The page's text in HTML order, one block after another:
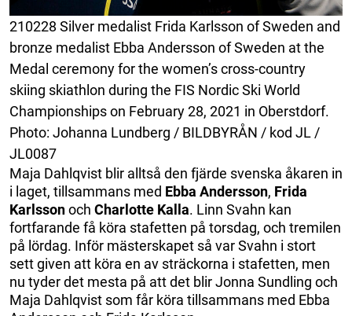
210228 Silver medalist Frida Karlsson of Sweden and
bronze medalist Ebba Andersson of Sweden at the
Medal ceremony for the women’s cross-country
skiing skiathlon during the FIS Nordic Ski World
Championships on February 28, 2021 in Oberstdorf.
Photo: Johanna Lundberg / BILDBYRÅN / kod JL /
JL0087
Maja Dahlqvist blir alltså den fjärde svenska åkaren in
i laget, tillsammans med Ebba Andersson, Frida
Karlssonoch Charlotte Kalla. Linn Svahn kan
fortfarande få köra stafetten på torsdag, och tremilen
på lördag. Inför mästerskapet så var Svahn i stort
sett given att köra en av sträckorna i stafetten, men
nu tyder det mesta på att det blir Jonna Sundling och
Maja Dahlqvist som får köra tillsammans med Ebba